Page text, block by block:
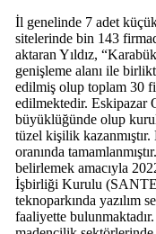
İl genelinde 7 adet
sitelerinde bin 143
aktaran Yıldız,
genişleme alanı ile
edilmiş olup toplam 30
edilmektedir. Eskipazar
büyüklüğünde olup
tüzel kişilik kazanmıştır.
oranında
belirlemek amacıyla
İşbirliği Kurulu
teknoparkında yazılım
faaliyette